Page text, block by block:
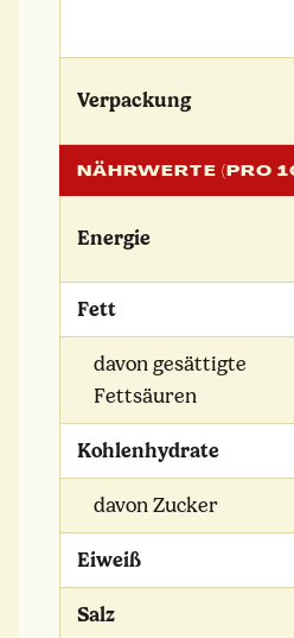
Verpackung
NÄHRWERTE (PRO
Energie
Fett
davon gesättigte
Fettsäuren
Kohlenhydrate
davon Zucker
Eiweiß
Salz